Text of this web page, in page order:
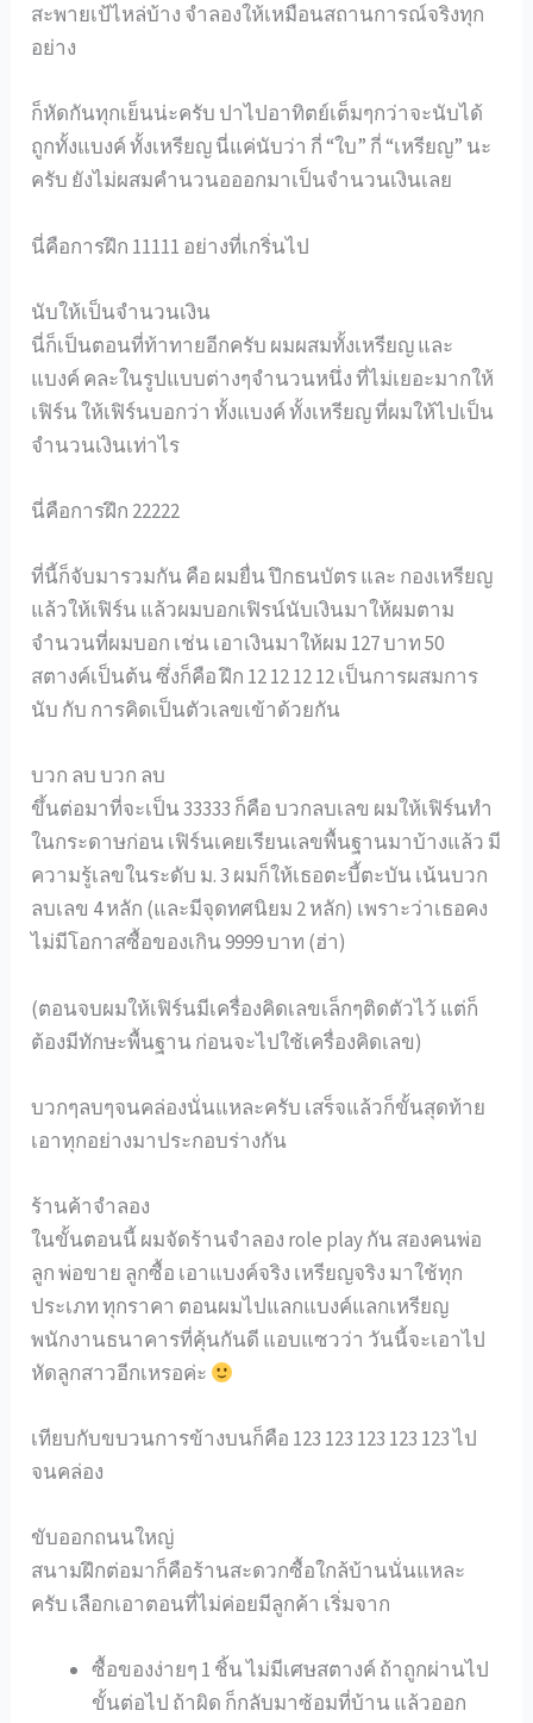
สะพายเป้ไหล่บ้าง จำลองให้เหมือนสถานการณ์จริงทุก
อย่าง
ก็หัดกันทุกเย็นน่ะครับ ปาไปอาทิตย์เต็มๆกว่าจะนับได้
ถูกทั้งแบงค์ ทั้งเหรียญ นี่แค่นับว่า กี่ “ใบ” กี่ “เหรียญ” นะ
ครับ ยังไม่ผสมคำนวนอออกมาเป็นจำนวนเงินเลย
นี่คือการฝึก 11111 อย่างที่เกริ่นไป
นับให้เป็นจำนวนเงิน
นี่ก็เป็นตอนที่ท้าทายอีกครับ ผมผสมทั้งเหรียญ และ
แบงค์ คละในรูปแบบต่างๆจำนวนหนึ่ง ที่ไม่เยอะมากให้
เฟิร์น ให้เฟิร์นบอกว่า ทั้งแบงค์ ทั้งเหรียญ ที่ผมให้ไปเป็น
จำนวนเงินเท่าไร
นี่คือการฝึก 22222
ที่นี้ก็จับมารวมกัน คือ ผมยื่น ปึกธนบัตร และ กองเหรียญ
แล้วให้เฟิร์น แล้วผมบอกเฟิรน์นับเงินมาให้ผมตาม
จำนวนที่ผมบอก เช่น เอาเงินมาให้ผม 127 บาท 50
สตางค์เป็นต้น ซึ่งก็คือ ฝึก 12 12 12 12 เป็นการผสมการ
นับ กับ การคิดเป็นตัวเลขเข้าด้วยกัน
บวก ลบ บวก ลบ
ขึ้นต่อมาที่จะเป็น 33333 ก็คือ บวกลบเลข ผมให้เฟิร์นทำ
ในกระดาษก่อน เฟิร์นเคยเรียนเลขพื้นฐานมาบ้างแล้ว มี
ความรู้เลขในระดับ ม. 3 ผมก็ให้เธอตะบี้ตะบัน เน้นบวก
ลบเลข 4 หลัก (และมีจุดทศนิยม 2 หลัก) เพราะว่าเธอคง
ไม่มีโอกาสซื้อของเกิน 9999 บาท (ฮ่า)
(ตอนจบผมให้เฟิร์นมีเครื่องคิดเลขเล็กๆติดตัวไว้ แต่ก็
ต้องมีทักษะพื้นฐาน ก่อนจะไปใช้เครื่องคิดเลข)
บวกๆลบๆจนคล่องนั่นแหละครับ เสร็จแล้วก็ขั้นสุดท้าย
เอาทุกอย่างมาประกอบร่างกัน
ร้านค้าจำลอง
ในขั้นตอนนี้ ผมจัดร้านจำลอง role play กัน สองคนพ่อ
ลูก พ่อขาย ลูกซื้อ เอาแบงค์จริง เหรียญจริง มาใช้ทุก
ประเภท ทุกราคา ตอนผมไปแลกแบงค์แลกเหรียญ
พนักงานธนาคารที่คุ้นกันดี แอบแซวว่า วันนี้จะเอาไป
หัดลูกสาวอีกเหรอค่ะ
เทียบกับขบวนการข้างบนก็คือ 123 123 123 123 123 ไป
จนคล่อง
ขับออกถนนใหญ่
สนามฝึกต่อมาก็คือร้านสะดวกซื้อใกล้บ้านนั่นแหละ
ครับ เลือกเอาตอนที่ไม่ค่อยมีลูกค้า เริ่มจาก
ซื้อของง่ายๆ 1 ชิ้น ไม่มีเศษสตางค์ ถ้าถูกผ่านไป
ขั้นต่อไป ถ้าผิด ก็กลับมาซ้อมที่บ้าน แล้วออก